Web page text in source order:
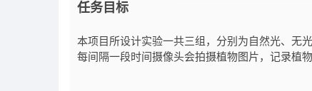
任务目标
本项目所设计实验一共三组，分别为自然光、无
每间隔一段时间摄像头会拍摄植物图片，记录植物